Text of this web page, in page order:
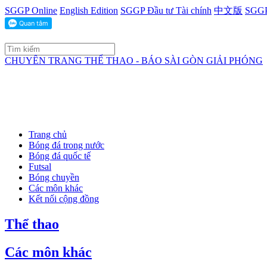
SGGP Online English Edition SGGP Đầu tư Tài chính 中文版
CHUYÊN TRANG THỂ THAO - BÁO SÀI GÒN GIẢI PHÓNG
Trang chủ
Bóng đá trong nước
Bóng đá quốc tế
Futsal
Bóng chuyền
Các môn khác
Kết nối cộng đồng
Thể thao
Các môn khác